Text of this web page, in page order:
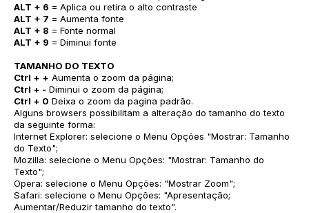
ALT + 6 = Aplica ou retira o alto contraste
ALT + 7 = Aumenta fonte
ALT + 8 = Fonte normal
ALT + 9 = Diminui fonte
TAMANHO DO TEXTO
Ctrl + + Aumenta o zoom da página;
Ctrl + - Diminui o zoom da página;
Ctrl + 0 Deixa o zoom da pagina padrão.
Alguns browsers possibilitam a alteração do tamanho do texto
da seguinte forma:
Internet Explorer: selecione o Menu Opções "Mostrar: Tamanho
do Texto";
Mozilla: selecione o Menu Opções: "Mostrar: Tamanho do
Texto";
Opera: selecione o Menu Opções: "Mostrar Zoom";
Safari: selecione o Menu Opções: "Apresentação;
Aumentar/Reduzir tamanho do texto".